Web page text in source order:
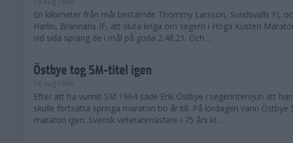
En kilometer från mål bestämde Thommy Larsson, Sundsvalls FI,
Harlin, Brännans IF, att sluta kriga om segern i Höga Kusten
vid sida sprang de i mål på goda 2.48.21. Och ...
Östbye tog SM-titel igen
16 aug 1998
Efter att ha vunnit SM 1964 sade Erik Östbye i segerintervjun att
skulle fortsätta springa maraton tio år till. På lördagen vann Östbye
maraton igen. Svensk veteranmästare i 75 års kl...